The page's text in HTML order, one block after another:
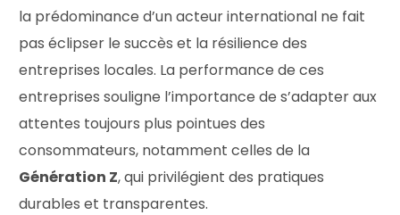
la prédominance d’un acteur international ne fait
pas éclipser le succès et la résilience des
entreprises locales. La performance de ces
entreprises souligne l’importance de s’adapter aux
attentes toujours plus pointues des
consommateurs, notamment celles de la
Génération Z, qui privilégient des pratiques
durables et transparentes.